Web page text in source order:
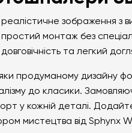
реалістичне зображення з
простий монтаж без
довговічність та легкий
продуманому дизайну
до класики.
у кожній деталі.
мистецтва від Sphynx